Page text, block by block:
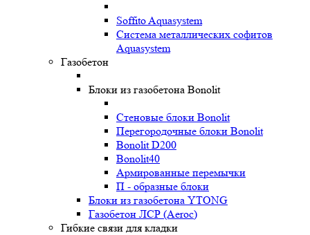
Soffito Aquasystem
Система металлических софитов
Aquasystem
Газобетон
Блоки из газобетона Bonolit
Стеновые блоки Bonolit
Перегородочные блоки Bonolit
Bonolit D200
Bonolit40
Армированные перемычки
П - образные блоки
Блоки из газобетона YTONG
Газобетон ЛСР (Aeroc)
Гибкие связи для кладки